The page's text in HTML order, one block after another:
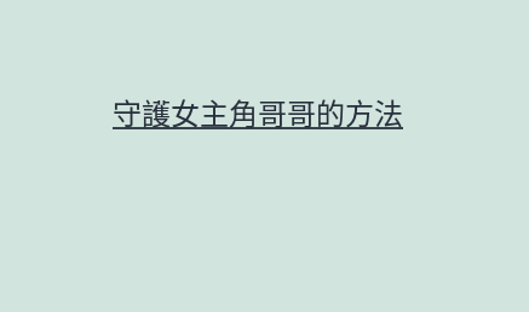
守護女主角哥哥的方法